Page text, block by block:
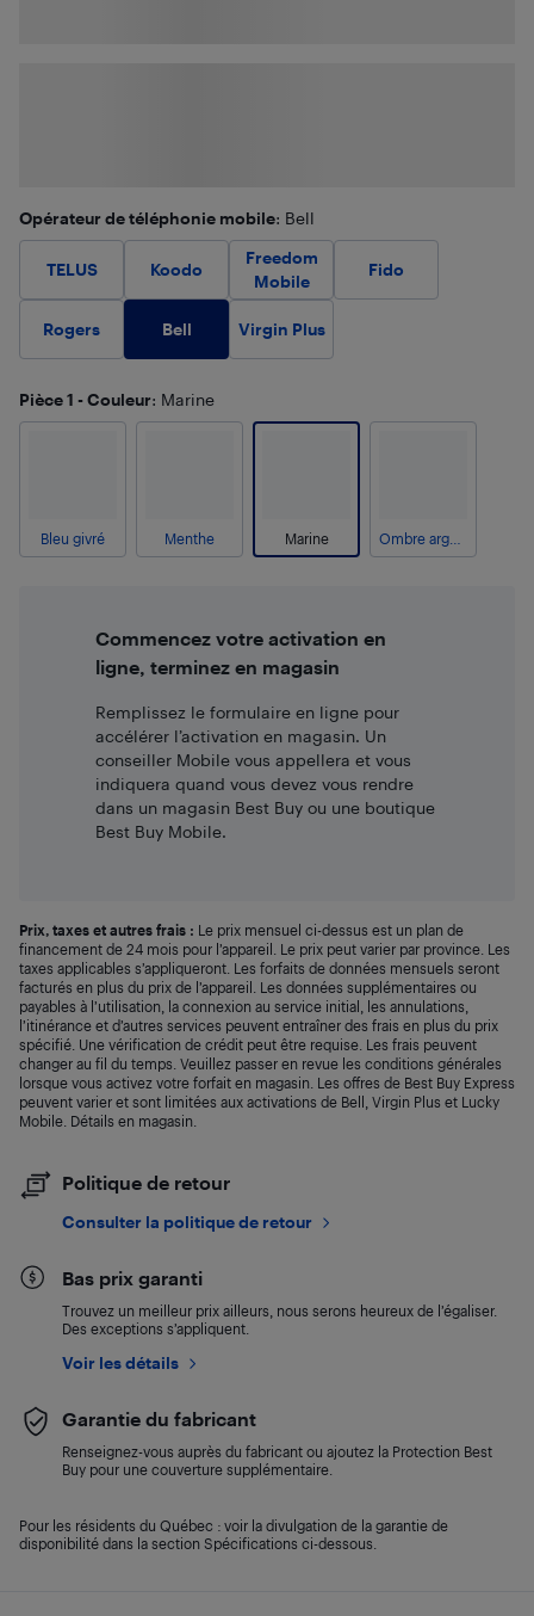
Opérateur de téléphonie mobile: Bell
TELUS Koodo
Freedom
Mobile
Fido
Rogers Bell Virgin Plus
Pièce 1 - Couleur: Marine
Bleu givré Menthe Marine
Commencez votre activation en
ligne, terminez en magasin
Remplissez le formulaire en ligne pour
accélérer l’activation en magasin. Un
conseiller Mobile vous appellera et vous
indiquera quand vous devez vous rendre
dans un magasin Best Buy ou une boutique
Best Buy Mobile.
Prix, taxes et autres frais : Le prix mensuel ci-dessus est un plan de
financement de 24 mois pour l’appareil. Le prix peut varier par province. Les
taxes applicables s’appliqueront. Les forfaits de données mensuels seront
facturés en plus du prix de l’appareil. Les données supplémentaires ou
payables à l’utilisation, la connexion au service initial, les annulations,
l’itinérance et d’autres services peuvent entraîner des frais en plus du prix
spécifié. Une vérification de crédit peut être requise. Les frais peuvent
changer au fil du temps. Veuillez passer en revue les conditions générales
lorsque vous activez votre forfait en magasin. Les offres de Best Buy Express
peuvent varier et sont limitées aux activations de Bell, Virgin Plus et Lucky
Mobile. Détails en magasin.
Politique de retour
Consulter la politique de retour
Bas prix garanti
Trouvez un meilleur prix ailleurs, nous serons heureux de l’égaliser.
Des exceptions s’appliquent.
Voir les détails
Garantie du fabricant
Renseignez-vous auprès du fabricant ou ajoutez la Protection Best
Buy pour une couverture supplémentaire.
Pour les résidents du Québec : voir la divulgation de la garantie de
disponibilité dans la section Spécifications ci-dessous.